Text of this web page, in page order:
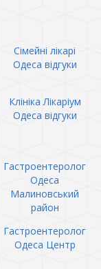
Сімейні лікарі
Одеса відгуки
Клініка Лікаріум
Одеса відгуки
Гастроентеролог
Одеса
Малиновський
район
Гастроентеролог
Одеса Центр